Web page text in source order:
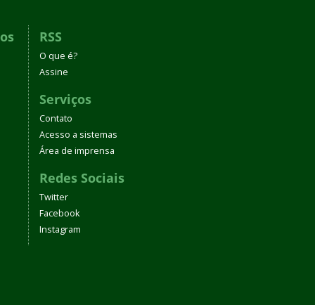
RSS
O que é?
Assine
Serviços
Contato
Acesso a sistemas
Área de imprensa
Redes Sociais
Twitter
Facebook
Instagram